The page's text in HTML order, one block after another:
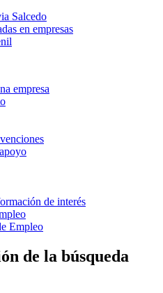
Salcedo
en empresas
empresa
de interés
Empleo
de la búsqueda